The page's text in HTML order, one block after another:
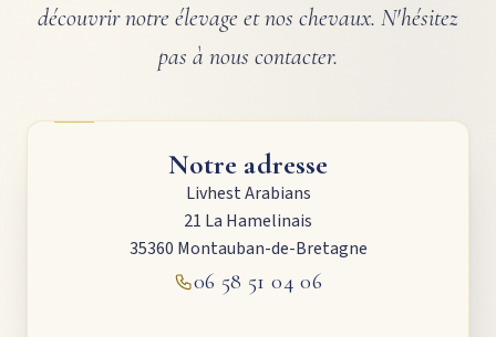
découvrir notre élevage et nos chevaux. N'hésitez
pas à nous contacter.
Notre adresse
Livhest Arabians
21 La Hamelinais
35360 Montauban-de-Bretagne
06 58 51 04 06